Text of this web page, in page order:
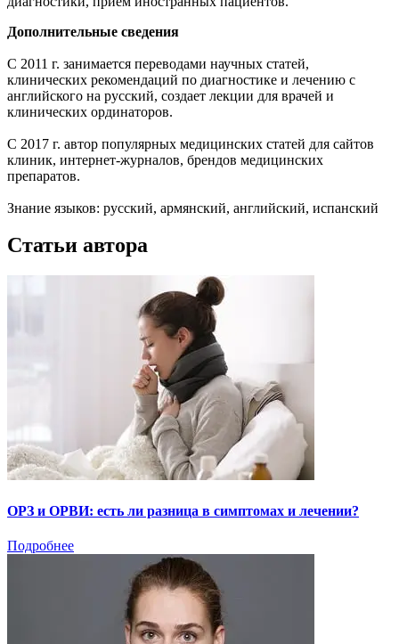
Дополнительные сведения
С 2011 г. занимается переводами научных статей,
клинических рекомендаций по диагностике и лечению с
английского на русский, создает лекции для врачей и
клинических ординаторов.
С 2017 г. автор популярных медицинских статей для сайтов
клиник, интернет-журналов, брендов медицинских
препаратов.
Знание языков: русский, армянский, английский, испанский
Статьи автора
ОРЗ и ОРВИ: есть ли разница в симптомах и лечении?
Подробнее